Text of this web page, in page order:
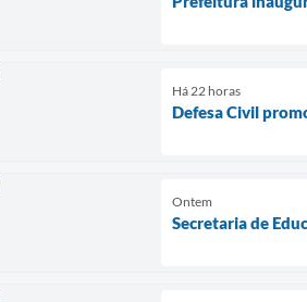
Há 22 horas
Defesa Civil
Ontem
Secretaria de